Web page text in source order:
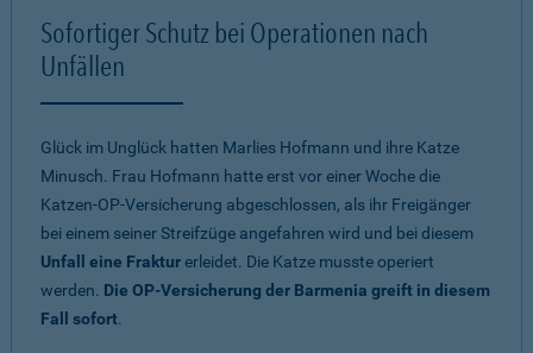
Sofortiger Schutz bei Operationen nach
Unfällen
Glück im Unglück hatten Marlies Hofmann und ihre Katze
Minusch. Frau Hofmann hatte erst vor einer Woche die
Katzen-OP-Versicherung abgeschlossen, als ihr Freigänger
bei einem seiner Streifzüge angefahren wird und bei diesem
Unfall eine Frakturerleidet. Die Katze musste operiert
werden. Die OP-Versicherung der Barmenia greift in diesem
Fall sofort.